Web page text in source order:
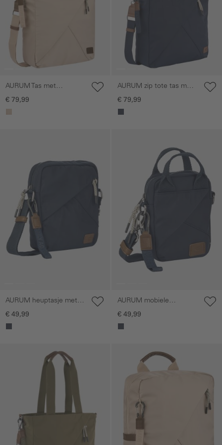
AURUM Tas met
ritssluiting en
schouderriem
€ 79,99
AURUM zip tote tas met
kleurrijk borduursel
€ 79,99
AURUM heuptasje met
verstelbare riem
€ 49,99
AURUM mobiele
telefoonhoesje met
schouderriem
€ 49,99